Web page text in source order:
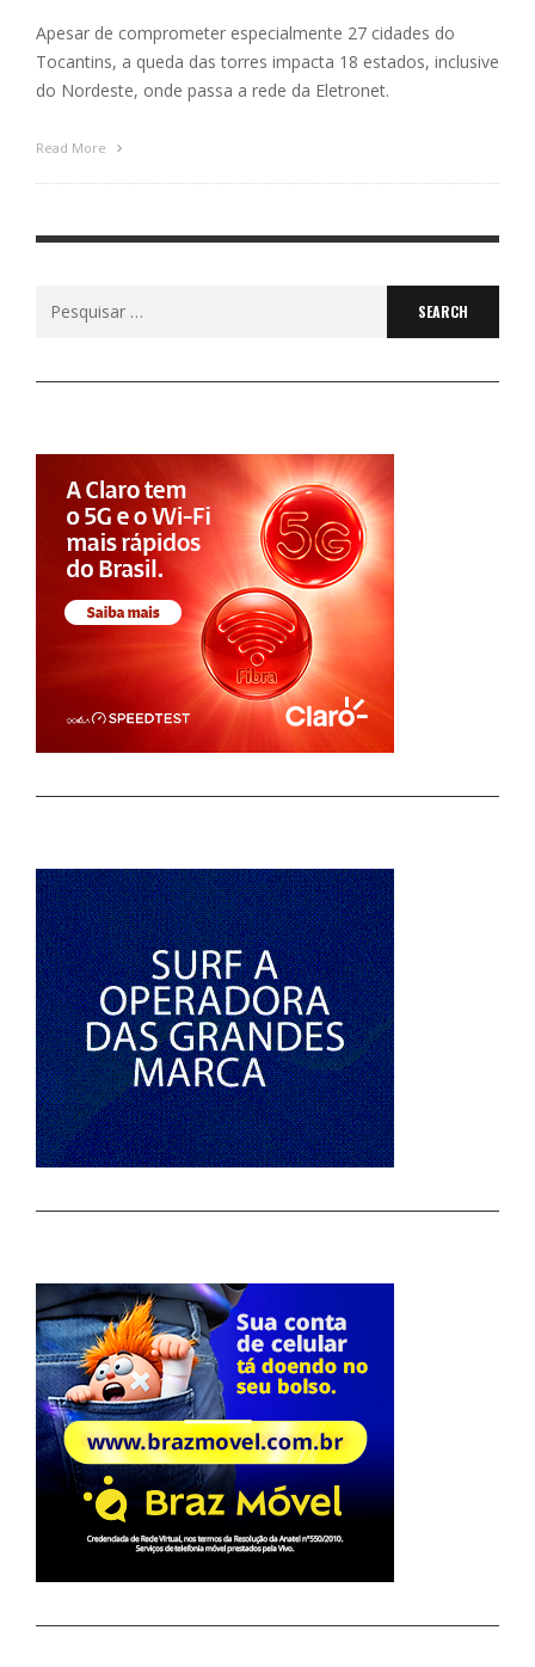
Apesar de comprometer especialmente 27 cidades do
Tocantins, a queda das torres impacta 18 estados, inclusive
do Nordeste, onde passa a rede da Eletronet.
Read More